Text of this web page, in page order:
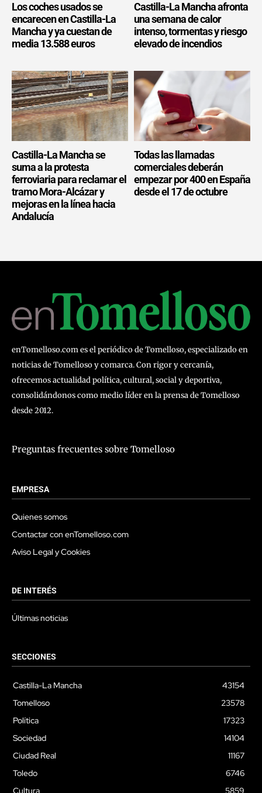
Los coches usados se
encarecen en Castilla-La
Mancha y ya cuestan de
media 13.588 euros
Castilla-La Mancha afronta
una semana de calor
intenso, tormentas y riesgo
elevado de incendios
Castilla-La Mancha se
suma a la protesta
ferroviaria para reclamar el
tramo Mora-Alcázar y
mejoras en la línea hacia
Andalucía
Todas las llamadas
comerciales deberán
empezar por 400 en España
desde el 17 de octubre
enTomelloso.com es el periódico de Tomelloso, especializado en
noticias de Tomelloso y comarca. Con rigor y cercanía,
ofrecemos actualidad política, cultural, social y deportiva,
consolidándonos como medio líder en la prensa de Tomelloso
desde 2012.
Preguntas frecuentes sobre Tomelloso
EMPRESA
Quienes somos
Contactar con enTomelloso.com
Aviso Legal y Cookies
DE INTERÉS
Últimas noticias
SECCIONES
Castilla-La Mancha
43154
Tomelloso
23578
Política
17323
Sociedad
14104
Ciudad Real
11167
Toledo
6746
Cultura
5859